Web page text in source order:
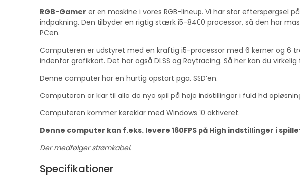
RGB-Gamer er en maskine i vores RGB-lineup. Vi har stor
indpakning. Den tilbyder en rigtig stærk i5-8400 processor, så den har
PCen.
Computeren er udstyret med en kraftig i5-processor med 6 kerner og 6
indenfor grafikkort. Det har også DLSS og Raytracing. Så her kan du
Denne computer har en hurtig opstart pga. SSD’en.
Computeren er klar til alle de nye spil på høje indstillinger i fuld hd
Computeren kommer køreklar med Windows 10 aktiveret.
Denne computer kan f.eks. levere 160FPS på High indstillinger i
Der medfølger strømkabel.
Specifikationer